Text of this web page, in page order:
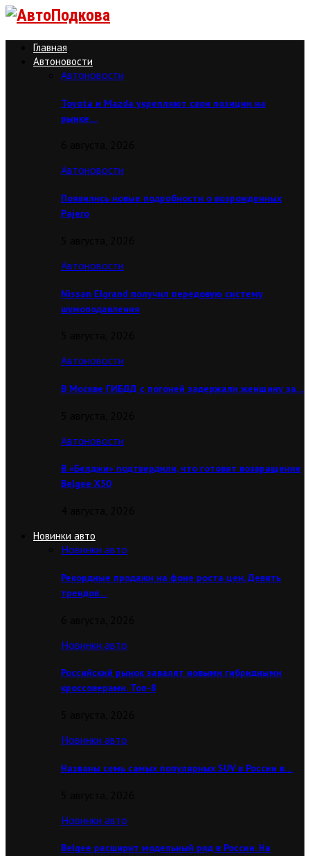
Главная
Автоновости
Автоновости
Toyota и Mazda укрепляют свои позиции на
рынке…
Автоновости
Появились новые подробности о возрожденных
Pajero
Автоновости
Nissan Elgrand получил передовую систему
шумоподавления
Автоновости
В Москве ГИБДД с погоней задержали женщину за…
Автоновости
В «Белджи» подтвердили, что готовят возвращение
Belgee X50
Новинки авто
Новинки авто
Рекордные продажи на фоне роста цен. Девять
трендов…
Новинки авто
Российский рынок завалят новыми гибридными
кроссоверами. Топ-8
Новинки авто
Названы семь самых популярных SUV в России в…
Новинки авто
Belgee расширит модельный ряд в России. На